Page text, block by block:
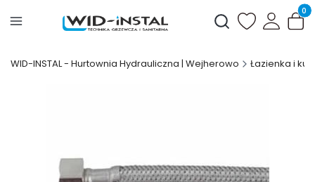
Otwórz
WID-INSTAL - Hurtownia Hydrauliczna | Wejherowo Łazienka i